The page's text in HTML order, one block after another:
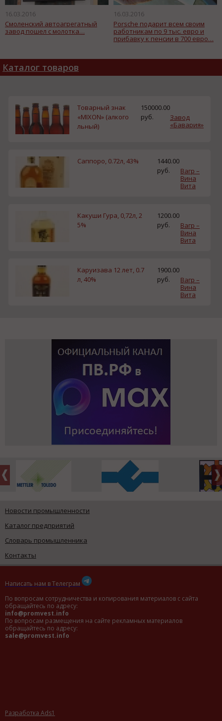
16.03.2016
Смоленский автоагрегатный
завод пошел с молотка…
16.03.2016
Porsche подарит всем своим
работникам по 9 тыс. евро и
прибавку к пенсии в 700 евро…
Каталог товаров
Товарный знак
«MIXON» (алкого
льный)
150000.00
руб.
Завод
«Бавария»
Саппоро, 0.72л, 43%
1440.00
руб.
Вагр –
Вина
Вита
Какуши Гура, 0,72л, 2
5%
1200.00
руб.
Вагр –
Вина
Вита
Каруизава 12 лет, 0.7
л, 40%
1900.00
руб.
Вагр –
Вина
Вита
Новости промышленности
Каталог предприятий
Словарь промышленника
Контакты
Написать нам в Телеграм
По вопросам сотрудничества и копирования материалов с сайта
обращайтесь по адресу:
info@promvest.info
По вопросам размещения на сайте рекламных материалов
обращайтесь по адресу:
sale@promvest.info
Разработка Ads1